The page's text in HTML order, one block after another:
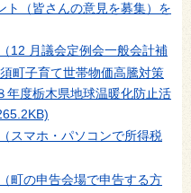
ト（皆さんの意見を募集）を
12 月議会定例会一般会計補
町子育て世帯物価高騰対策
年度栃木県地球温暖化防止活
スマホ・パソコンで所得税
町の申告会場で申告する方